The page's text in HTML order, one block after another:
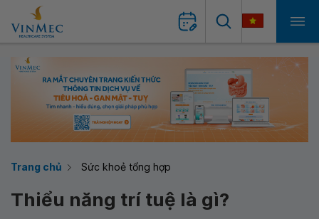
Trang chủ Sức khoẻ tổng hợp
Thiểu năng trí tuệ là gì?